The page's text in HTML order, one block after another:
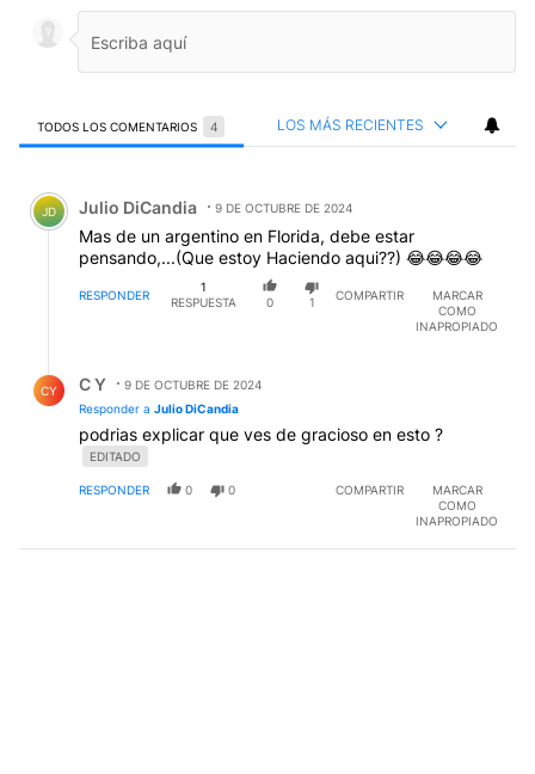
TODOS LOS COMENTARIOS 4 LOS MÁS RECIENTES
Comentario de Julio DiCandia.
JD Julio DiCandia 9 DE OCTUBRE DE 2024
Mas de un argentino en Florida, debe estar
pensando,...(Que estoy Haciendo aqui??) 😂😂😂😂
RESPONDER
1
RESPUESTA
0 1
COMPARTIR
MARCAR
COMO
INAPROPIADO
CY C Y
9 DE OCTUBRE DE 2024
Responder a Julio DiCandia
podrias explicar que ves de gracioso en esto ?
EDITADO
RESPONDER 0 0 COMPARTIR
MARCAR
COMO
INAPROPIADO